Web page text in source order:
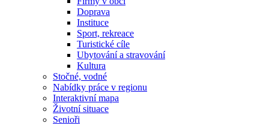
Doprava
Instituce
Sport, rekreace
Turistické cíle
Ubytování a stravování
Kultura
Stočné, vodné
Nabídky práce v regionu
Interaktivní mapa
Životní situace
Senioři